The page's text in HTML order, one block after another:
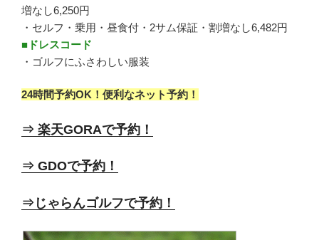
増なし6,250円
・セルフ・乗用・昼食付・2サム保証・割増なし6,482円
■ドレスコード
・ゴルフにふさわしい服装
24時間予約OK！便利なネット予約！
⇒ 楽天GORAで予約！
⇒ GDOで予約！
⇒じゃらんゴルフで予約！